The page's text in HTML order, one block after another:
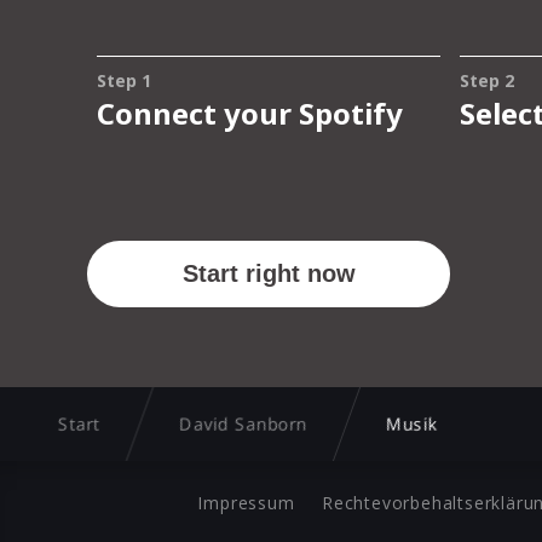
Start David Sanborn Musik
Impressum